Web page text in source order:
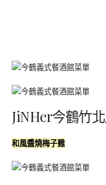
JiNHer今鶴竹
和風醬燒梅子雞